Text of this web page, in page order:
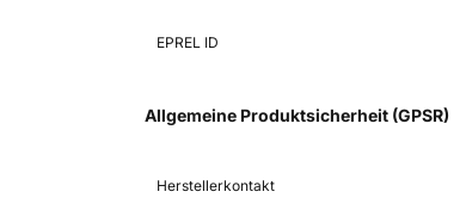
EPREL ID
Allgemeine Produktsicherheit (GPSR)
Herstellerkontakt